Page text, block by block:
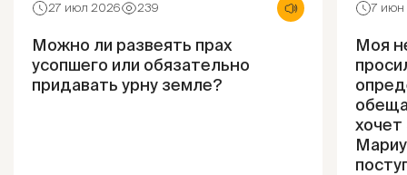
27 июл 2026 239
Можно ли развеять прах
усопшего или обязательно
придавать урну земле?
7 июн
Моя
хочет